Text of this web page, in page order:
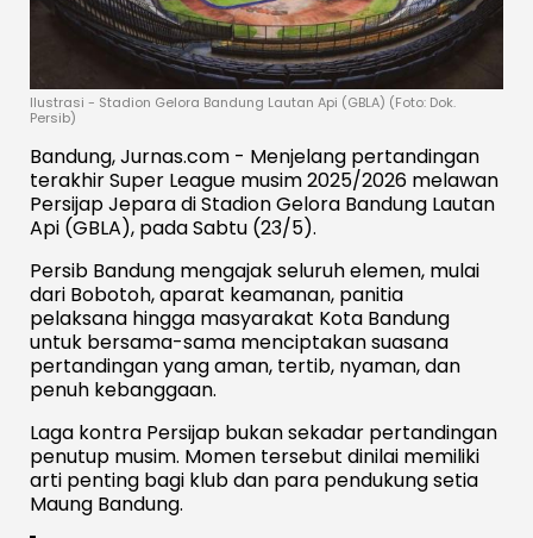
Ilustrasi - Stadion Gelora Bandung Lautan Api (GBLA) (Foto: Dok.
Persib)
Bandung, Jurnas.com - Menjelang pertandingan
terakhir Super League musim 2025/2026 melawan
Persijap Jepara di Stadion Gelora Bandung Lautan
Api (GBLA), pada Sabtu (23/5).
Persib Bandung mengajak seluruh elemen, mulai
dari Bobotoh, aparat keamanan, panitia
pelaksana hingga masyarakat Kota Bandung
untuk bersama-sama menciptakan suasana
pertandingan yang aman, tertib, nyaman, dan
penuh kebanggaan.
Laga kontra Persijap bukan sekadar pertandingan
penutup musim. Momen tersebut dinilai memiliki
arti penting bagi klub dan para pendukung setia
Maung Bandung.